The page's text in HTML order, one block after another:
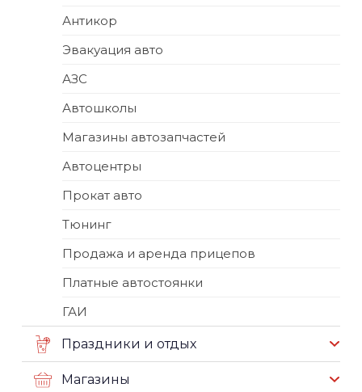
Антикор
Эвакуация авто
АЗС
Автошколы
Магазины автозапчастей
Автоцентры
Прокат авто
Тюнинг
Продажа и аренда прицепов
Платные автостоянки
ГАИ
Праздники и отдых
Магазины